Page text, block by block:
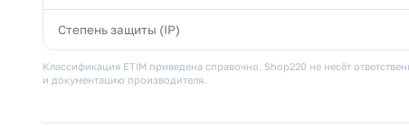
Степень защиты (IP)
Классификация ETIM приведена справочно. Shop220 не несёт
и документацию производителя.